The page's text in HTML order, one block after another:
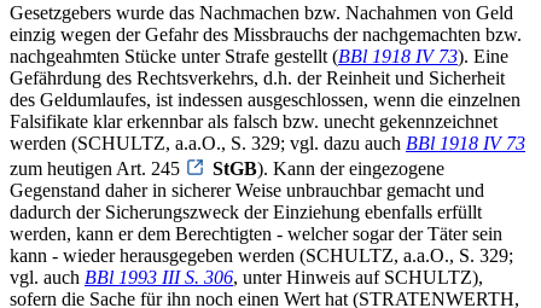
Gesetzgebers wurde das Nachmachen bzw. Nachahmen von Geld
einzig wegen der Gefahr des Missbrauchs der nachgemachten bzw.
nachgeahmten Stücke unter Strafe gestellt (BBl 1918 IV 73). Eine
Gefährdung des Rechtsverkehrs, d.h. der Reinheit und Sicherheit
des Geldumlaufes, ist indessen ausgeschlossen, wenn die einzelnen
Falsifikate klar erkennbar als falsch bzw. unecht gekennzeichnet
werden (SCHULTZ, a.a.O., S. 329; vgl. dazu auch BBl 1918 IV 73
zum heutigen Art. 245
StGB). Kann der eingezogene
Gegenstand daher in sicherer Weise unbrauchbar gemacht und
dadurch der Sicherungszweck der Einziehung ebenfalls erfüllt
werden, kann er dem Berechtigten - welcher sogar der Täter sein
kann - wieder herausgegeben werden (SCHULTZ, a.a.O., S. 329;
vgl. auch BBl 1993 III S. 306, unter Hinweis auf SCHULTZ),
sofern die Sache für ihn noch einen Wert hat (STRATENWERTH,